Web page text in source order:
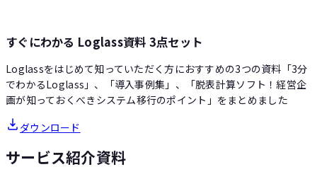
すぐにわかる Loglass資料 3点セット
Loglassをはじめて知っていただく方におすすめの3つの資料「3分
でわかるLoglass」、「導入事例集」、「脱表計算ソフト！経営企
画が知っておくべきシステム移行のポイント」をまとめました
ダウンロード
サービス紹介資料